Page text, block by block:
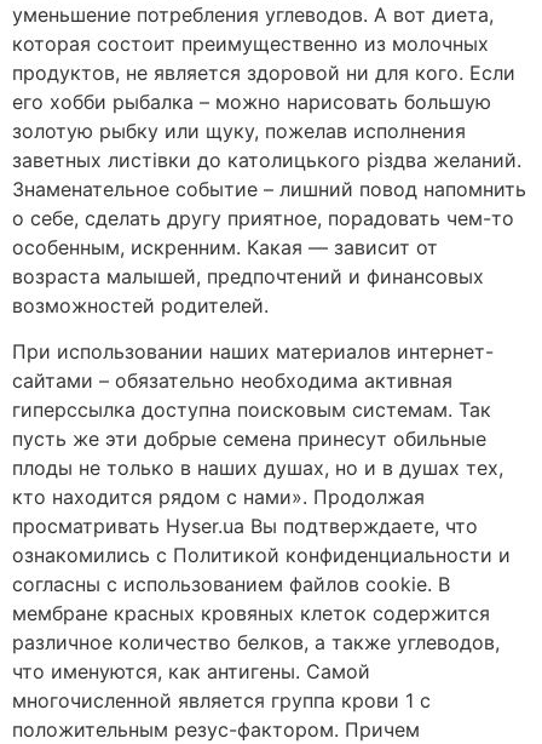
уменьшение потребления углеводов. А вот диета,
которая состоит преимущественно из молочных
продуктов, не является здоровой ни для кого. Если
его хобби рыбалка – можно нарисовать большую
золотую рыбку или щуку, пожелав исполнения
заветных листівки до католицького різдва желаний.
Знаменательное событие – лишний повод напомнить
о себе, сделать другу приятное, порадовать чем-то
особенным, искренним. Какая — зависит от
возраста малышей, предпочтений и финансовых
возможностей родителей.
При использовании наших материалов интернет-
сайтами – обязательно необходима активная
гиперссылка доступна поисковым системам. Так
пусть же эти добрые семена принесут обильные
плоды не только в наших душах, но и в душах тех,
кто находится рядом с нами». Продолжая
просматривать Hyser.ua Вы подтверждаете, что
ознакомились с Политикой конфиденциальности и
согласны с использованием файлов cookie. В
мембране красных кровяных клеток содержится
различное количество белков, а также углеводов,
что именуются, как антигены. Самой
многочисленной является группа крови 1 с
положительным резус-фактором. Причем